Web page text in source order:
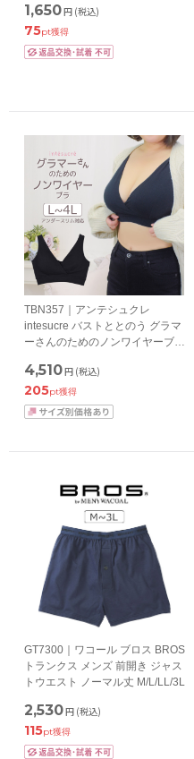
1,650円 (税込)
75pt獲得
TBN357｜アンテシュクレ
intesucre バストととのう グラマ
ーさんのためのノンワイヤーブラ
L(ut)/L/LL(ut)/LL/3L(ut)/3L/4L(ut)
日本製
4,510円 (税込)
205pt獲得
GT7300｜ワコール ブロス BROS
トランクス メンズ 前開き ジャス
トウエスト ノーマル丈 M/L/LL/3L
2,530円 (税込)
115pt獲得